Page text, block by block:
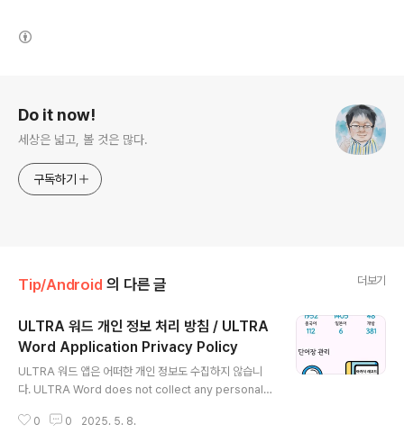
Do it now!
세상은 넓고, 볼 것은 많다.
구독하기
Tip/Android 의 다른 글 더보기
ULTRA 워드 개인 정보 처리 방침 / ULTRA
Word Application Privacy Policy
ULTRA 워드 앱은 어떠한 개인 정보도 수집하지 않습니
다. ULTRA Word does not collect any personal i
store/apps/details?id=com.chobocho.wordmas
0 0 2025. 5. 8.